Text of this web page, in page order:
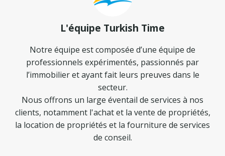
L'équipe Turkish Time
Notre équipe est composée d’une équipe de
professionnels expérimentés, passionnés par
l’immobilier et ayant fait leurs preuves dans le
secteur.
Nous offrons un large éventail de services à nos
clients, notamment l'achat et la vente de propriétés,
la location de propriétés et la fourniture de services
de conseil.